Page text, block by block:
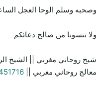
وصحبه وسلم الوحا العجل
ولا تنسونا من صالح دعائكم
شيخ روحاني مغربي || الشيخ
معالج روحاني مغربي ||